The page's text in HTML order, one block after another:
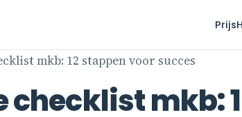
Prijs
mkb: 12 stappen voor succes
mkb: